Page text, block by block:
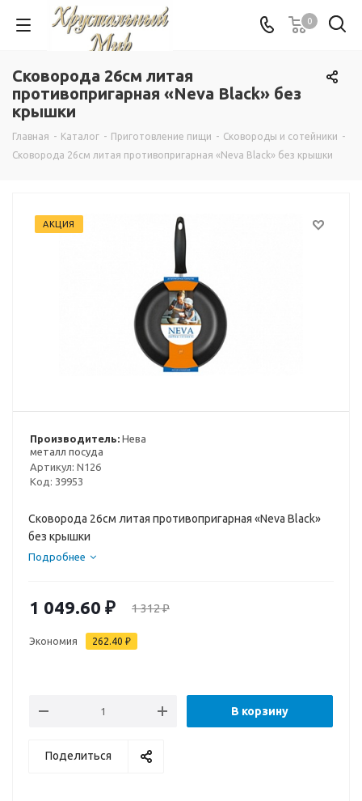
0
Сковорода 26см литая
противопригарная «Neva Black» без
крышки
Главная - Каталог - Приготовление пищи - Сковороды и сотейники -
Сковорода 26см литая противопригарная «Neva Black» без крышки
АКЦИЯ
Производитель: Нева
металл посуда
Артикул: N126
Код: 39953
Сковорода 26см литая противопригарная «Neva Black»
без крышки
Подробнее
1 049.60 ₽ 1 312₽
Экономия 262.40 ₽
В корзину
Поделиться